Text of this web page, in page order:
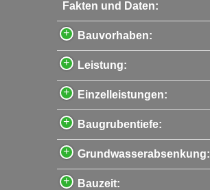
Fakten und Daten:
Bauvorhaben:
Leistung:
Einzelleistungen:
Baugrubentiefe:
Grundwasserabsenkung:
Bauzeit: